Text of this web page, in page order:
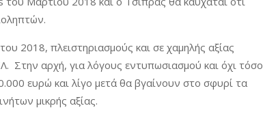
2018, πλειστηριασμούς και σε χαμηλής αξίας
Στην αρχή, για λόγους εντυπωσιασμού και όχι τόσο
ευρώ και λίγο μετά θα βγαίνουν στο σφυρί τα
μικρής αξίας.